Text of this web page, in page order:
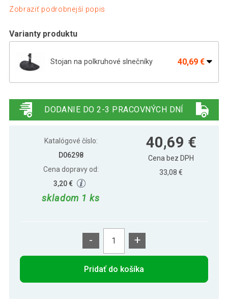
Zobraziť podrobnejší popis
Varianty produktu
Stojan na polkruhové slnečníky 40,69 €
modrý - 2,7 m
2,7 m
51,09 €
DODANIE DO 2-3 PRACOVNÝCH DNÍ
Katalógové číslo:
D06298
Cena dopravy od:
3,20 €
skladom 1 ks
40,69 €
Cena bez DPH
33,08 €
- +
Pridať do košíka